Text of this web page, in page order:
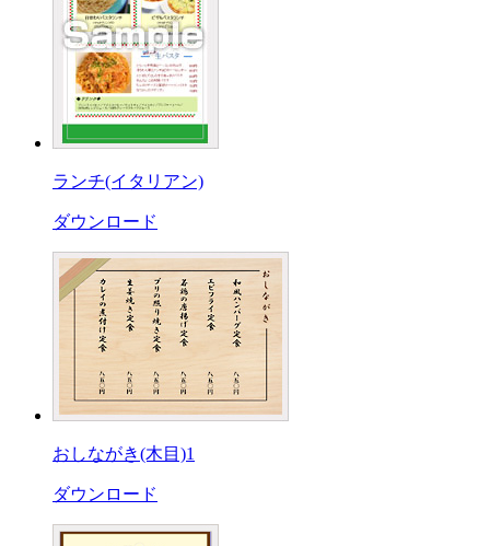
ランチ(イタリアン)
ダウンロード
おしながき(木目)1
ダウンロード